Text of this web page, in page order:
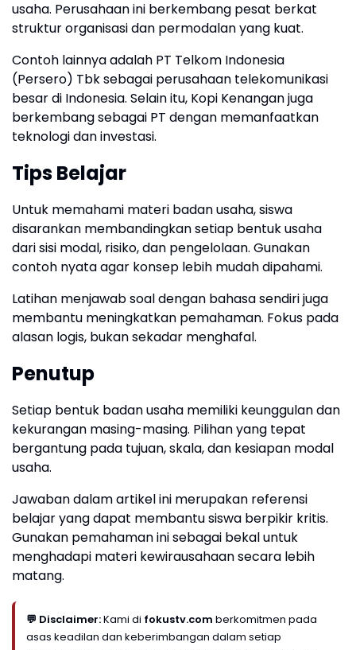
usaha. Perusahaan ini berkembang pesat berkat
struktur organisasi dan permodalan yang kuat.
Contoh lainnya adalah PT Telkom Indonesia
(Persero) Tbk sebagai perusahaan telekomunikasi
besar di Indonesia. Selain itu, Kopi Kenangan juga
berkembang sebagai PT dengan memanfaatkan
teknologi dan investasi.
Tips Belajar
Untuk memahami materi badan usaha, siswa
disarankan membandingkan setiap bentuk usaha
dari sisi modal, risiko, dan pengelolaan. Gunakan
contoh nyata agar konsep lebih mudah dipahami.
Latihan menjawab soal dengan bahasa sendiri juga
membantu meningkatkan pemahaman. Fokus pada
alasan logis, bukan sekadar menghafal.
Penutup
Setiap bentuk badan usaha memiliki keunggulan dan
kekurangan masing-masing. Pilihan yang tepat
bergantung pada tujuan, skala, dan kesiapan modal
usaha.
Jawaban dalam artikel ini merupakan referensi
belajar yang dapat membantu siswa berpikir kritis.
Gunakan pemahaman ini sebagai bekal untuk
menghadapi materi kewirausahaan secara lebih
matang.
💬 Disclaimer:Kami di fokustv.com berkomitmen pada
asas keadilan dan keberimbangan dalam setiap